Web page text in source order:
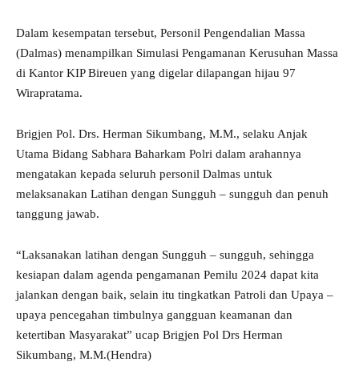
Dalam kesempatan tersebut, Personil Pengendalian Massa
(Dalmas) menampilkan Simulasi Pengamanan Kerusuhan Massa
di Kantor KIP Bireuen yang digelar dilapangan hijau 97
Wirapratama.
Brigjen Pol. Drs. Herman Sikumbang, M.M., selaku Anjak
Utama Bidang Sabhara Baharkam Polri dalam arahannya
mengatakan kepada seluruh personil Dalmas untuk
melaksanakan Latihan dengan Sungguh – sungguh dan penuh
tanggung jawab.
“Laksanakan latihan dengan Sungguh – sungguh, sehingga
kesiapan dalam agenda pengamanan Pemilu 2024 dapat kita
jalankan dengan baik, selain itu tingkatkan Patroli dan Upaya –
upaya pencegahan timbulnya gangguan keamanan dan
ketertiban Masyarakat” ucap Brigjen Pol Drs Herman
Sikumbang, M.M.(Hendra)